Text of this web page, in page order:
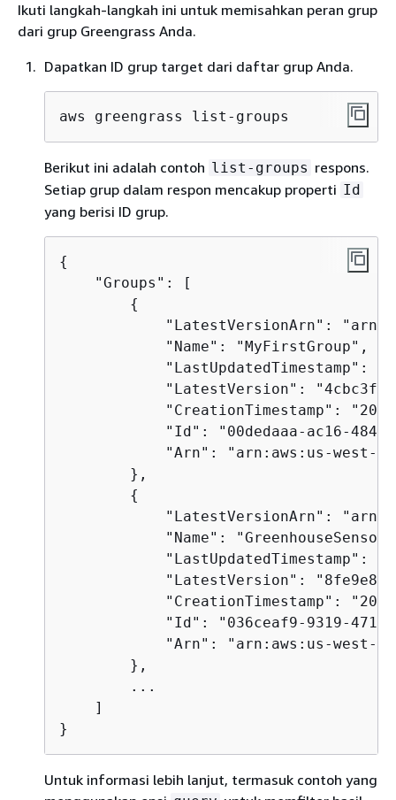
Ikuti langkah-langkah ini untuk memisahkan peran grup
dari grup Greengrass Anda.
Dapatkan ID grup target dari daftar grup Anda.
aws greengrass list-groups
Berikut ini adalah contoh list-groups respons.
Setiap grup dalam respon mencakup properti Id
yang berisi ID grup.
{
    "Groups": [
{
"LatestVersionArn":
            "Name": "MyFirstGroup",
"LastUpdatedTimestamp":
"LatestVersion":
"CreationTimestamp":
"Id": "00dedaaa-ac16-
"Arn": "arn:aws:us-west-
        },
{
"LatestVersionArn":
"Name":
"LastUpdatedTimestamp":
"LatestVersion":
"CreationTimestamp":
"Id": "036ceaf9-9319-
"Arn": "arn:aws:us-west-
        },
        ...
    ]
}
Untuk informasi lebih lanjut, termasuk contoh yang